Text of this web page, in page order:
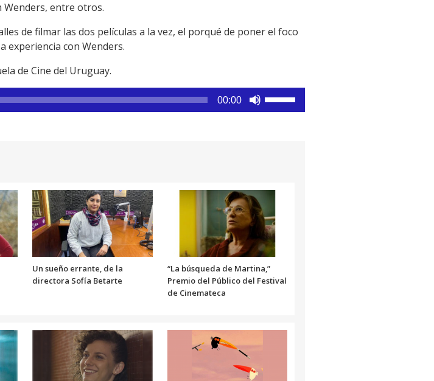
Wenders, entre otros.
de filmar las dos películas a la vez, el porqué de poner el foco
experiencia con Wenders.
de Cine del Uruguay.
00:00
disminuir
el
volumen.
Un sueño errante, de la
directora Sofía Betarte
“La búsqueda de Martina,”
Premio del Público del Festival
de Cinemateca